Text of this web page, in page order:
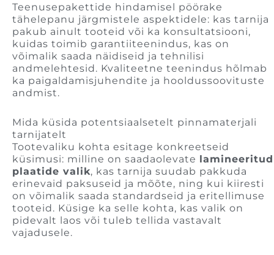
Teenusepakettide hindamisel pöörake
tähelepanu järgmistele aspektidele: kas tarnija
pakub ainult tooteid või ka konsultatsiooni,
kuidas toimib garantiiteenindus, kas on
võimalik saada näidiseid ja tehnilisi
andmelehtesid. Kvaliteetne teenindus hõlmab
ka paigaldamisjuhendite ja hooldussoovituste
andmist.
Mida küsida potentsiaalsetelt pinnamaterjali
tarnijatelt
Tootevaliku kohta esitage konkreetseid
küsimusi: milline on saadaolevate lamineeritud
plaatide valik, kas tarnija suudab pakkuda
erinevaid paksuseid ja mõõte, ning kui kiiresti
on võimalik saada standardseid ja eritellimuse
tooteid. Küsige ka selle kohta, kas valik on
pidevalt laos või tuleb tellida vastavalt
vajadusele.